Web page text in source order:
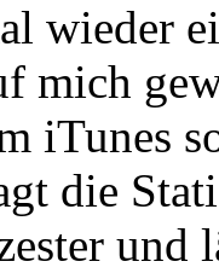
wieder
mich
iTunes
die
und